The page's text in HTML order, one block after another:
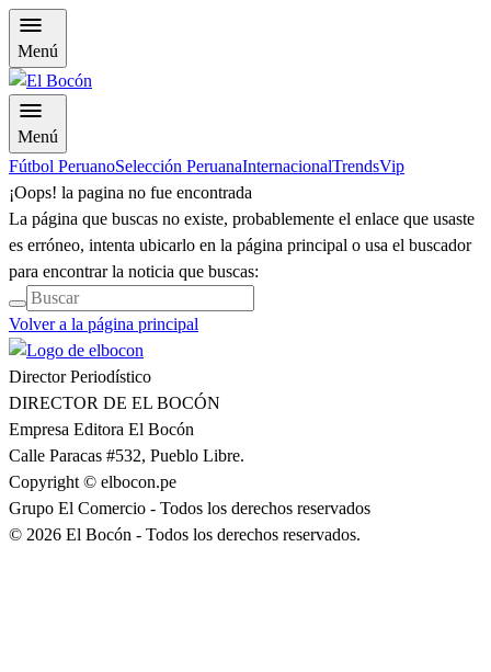
Menú
Menú
Fútbol PeruanoSelección PeruanaInternacionalTrendsVip
¡Oops! la pagina no fue encontrada
La página que buscas no existe, probablemente el enlace que usaste
es erróneo, intenta ubicarlo en la página principal o usa el buscador
para encontrar la noticia que buscas:
Volver a la página principal
Director Periodístico
DIRECTOR DE EL BOCÓN
Empresa Editora El Bocón
Calle Paracas #532, Pueblo Libre.
Copyright © elbocon.pe
Grupo El Comercio - Todos los derechos reservados
© 2026 El Bocón - Todos los derechos reservados.